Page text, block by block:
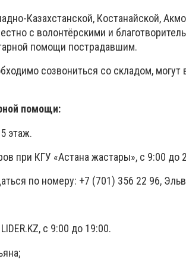
Казахстанской, Костанайской,
с волонтёрскими и
помощи пострадавшим.
созвониться со складом, могут
помощи:
этаж.
при КГУ «Астана жастары», с 9:00 до
по номеру: +7 (701) 356 22 96,
с 9:00 до 19:00.